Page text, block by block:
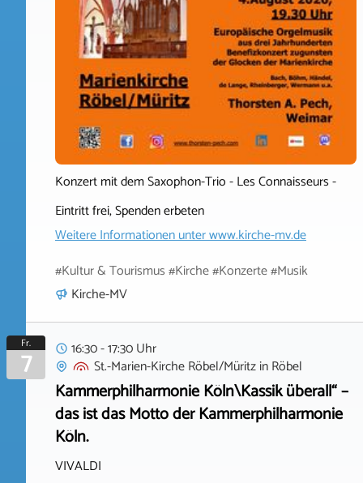
Konzert mit dem Saxophon-Trio - Les Connaisseurs -
Eintritt frei, Spenden erbeten
Weitere Informationen unterwww.kirche-mv.de
#Kultur & Tourismus #Kirche #Konzerte #Musik
Kirche-MV
Fr.
7
16:30 - 17:30 Uhr
St.-Marien-Kirche Röbel/MüritzinRöbel
Kammerphilharmonie Köln\Kassik überall“ –
das ist das Motto der Kammerphilharmonie
Köln.
VIVALDI